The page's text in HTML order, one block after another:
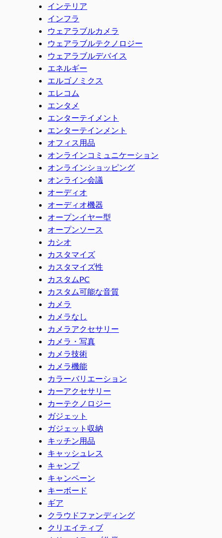
インテリア
インフラ
ウェアラブルカメラ
ウェアラブルテクノロジー
ウェアラブルデバイス
エネルギー
エルゴノミクス
エレコム
エンタメ
エンターテイメント
エンターテインメント
オフィス用品
オンラインコミュニケーション
オンラインショッピング
オンライン会議
オーディオ
オーディオ機器
オープンイヤー型
オープンソース
カシオ
カスタマイズ
カスタマイズ性
カスタムPC
カスタム可能な音質
カメラ
カメラなし
カメラアクセサリー
カメラ・写真
カメラ技術
カメラ機能
カラーバリエーション
カーアクセサリー
カーテクノロジー
ガジェット
ガジェット収納
キッチン用品
キャッシュレス
キャンプ
キャンペーン
キーボード
ギア
クラウドファンディング
クリエイティブ